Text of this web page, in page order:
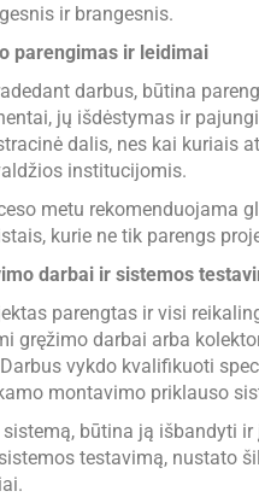
ir brangesnis.
parengimas ir leidimai
darbus, būtina
jų išdėstymas ir
dalis, nes kai kuriais
institucijomis.
metu rekomenduojama
kurie ne tik parengs
darbai ir sistemos
parengtas ir visi
gręžimo darbai arba
vykdo kvalifikuoti
montavimo priklauso
sistemą, būtina ją išbandyti
testavimą, nustato